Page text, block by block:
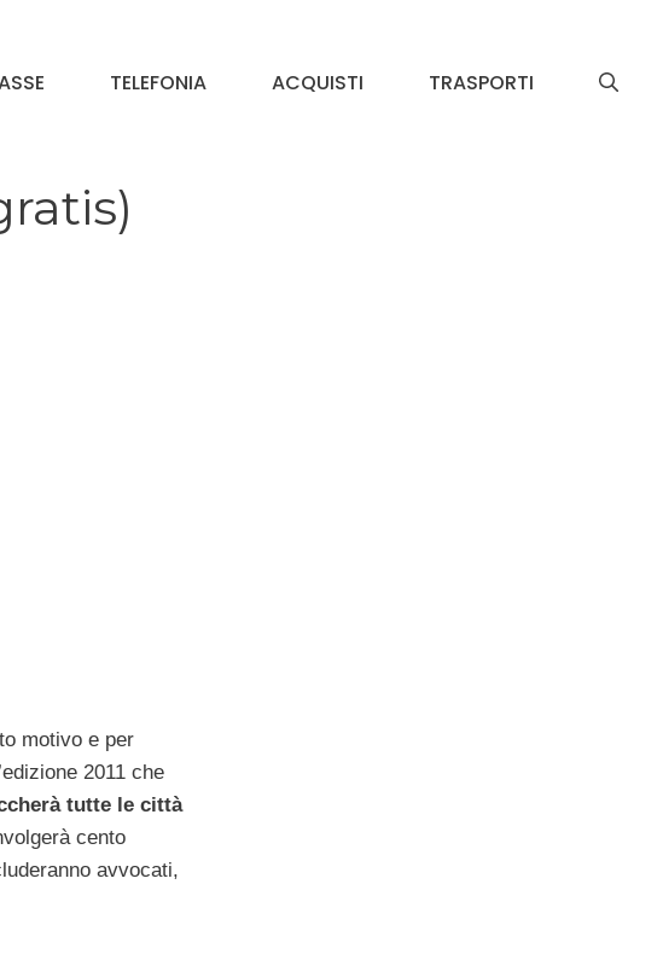
TELEFONIA ACQUISTI TRASPORTI
motivo e per
2011 che
tutte le città
cento
avvocati,